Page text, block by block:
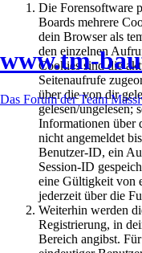
www.tm-
Das Forum der Team
Die Forensoftware
Boards mehrere
dein Browser als
den einzelnen
Cookies sind die
Seitenaufrufe
über die von dir
gelesen/ungelesen;
Informationen über
nicht angemeldet
Benutzer-ID, ein
Session-ID
eine Gültigkeit von
jederzeit über die
Weiterhin werden
Registrierung, in
Bereich angibst.